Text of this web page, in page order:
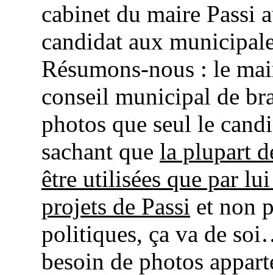
cabinet du maire Passi
candidat aux
Résumons-nous : le
conseil municipal de
photos que seul le
sachant que la plupart
être utilisées que par
projets de Passi et non
politiques, ça va de
besoin de photos